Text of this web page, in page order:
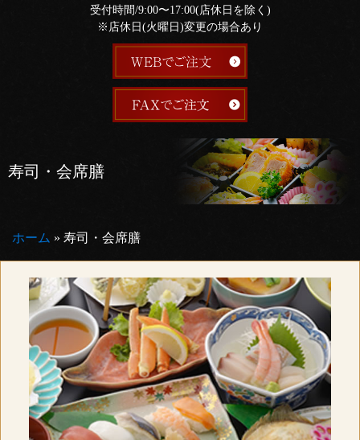
受付時間/9:00〜17:00(店休日を除く)
※店休日(火曜日)変更の場合あり
寿司・会席膳
ホーム » 寿司・会席膳